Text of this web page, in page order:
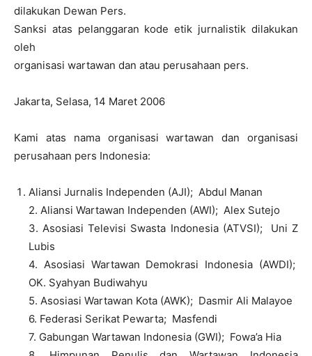
dilakukan Dewan Pers.
Sanksi atas pelanggaran kode etik jurnalistik dilakukan
oleh
organisasi wartawan dan atau perusahaan pers.
Jakarta, Selasa, 14 Maret 2006
Kami atas nama organisasi wartawan dan organisasi
perusahaan pers Indonesia:
Aliansi Jurnalis Independen (AJI); Abdul Manan
2. Aliansi Wartawan Independen (AWI); Alex Sutejo
3. Asosiasi Televisi Swasta Indonesia (ATVSI); Uni Z
Lubis
4. Asosiasi Wartawan Demokrasi Indonesia (AWDI);
OK. Syahyan Budiwahyu
5. Asosiasi Wartawan Kota (AWK); Dasmir Ali Malayoe
6. Federasi Serikat Pewarta; Masfendi
7. Gabungan Wartawan Indonesia (GWI); Fowa’a Hia